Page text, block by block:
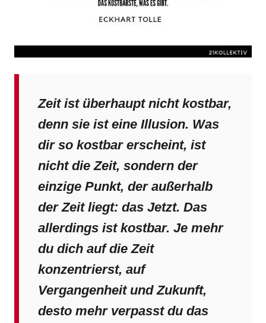
Zeit ist überhaupt nicht kostbar,
denn sie ist eine Illusion. Was
dir so kostbar erscheint, ist
nicht die Zeit, sondern der
einzige Punkt, der außerhalb
der Zeit liegt: das Jetzt. Das
allerdings ist kostbar. Je mehr
du dich auf die Zeit
konzentrierst, auf
Vergangenheit und Zukunft,
desto mehr verpasst du das